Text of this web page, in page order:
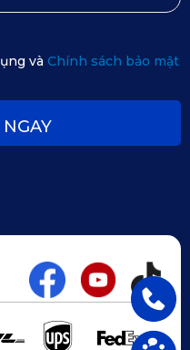
kim cương sang trọng, tạo
phê, nâu, xám...
và Chính sách bảo mật